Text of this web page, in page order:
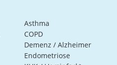
Asthma
COPD
Demenz / Alzheimer
Endometriose